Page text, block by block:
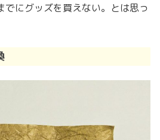
にグッズを買えない。とは思っ